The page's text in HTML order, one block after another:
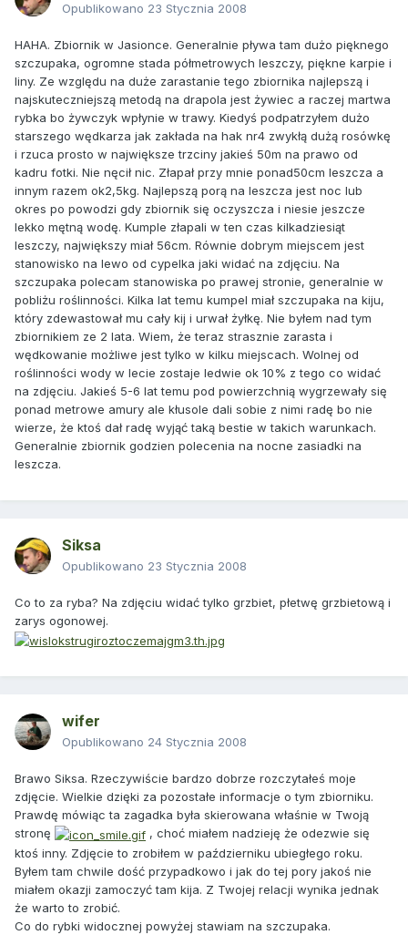
Opublikowano 23 Stycznia 2008
HAHA. Zbiornik w Jasionce. Generalnie pływa tam dużo pięknego
szczupaka, ogromne stada półmetrowych leszczy, piękne karpie i
liny. Ze względu na duże zarastanie tego zbiornika najlepszą i
najskuteczniejszą metodą na drapola jest żywiec a raczej martwa
rybka bo żywczyk wpłynie w trawy. Kiedyś podpatrzyłem dużo
starszego wędkarza jak zakłada na hak nr4 zwykłą dużą rosówkę
i rzuca prosto w największe trzciny jakieś 50m na prawo od
kadru fotki. Nie nęcił nic. Złapał przy mnie ponad50cm leszcza a
innym razem ok2,5kg. Najlepszą porą na leszcza jest noc lub
okres po powodzi gdy zbiornik się oczyszcza i niesie jeszcze
lekko mętną wodę. Kumple złapali w ten czas kilkadziesiąt
leszczy, największy miał 56cm. Równie dobrym miejscem jest
stanowisko na lewo od cypelka jaki widać na zdjęciu. Na
szczupaka polecam stanowiska po prawej stronie, generalnie w
pobliżu roślinności. Kilka lat temu kumpel miał szczupaka na kiju,
który zdewastował mu cały kij i urwał żyłkę. Nie byłem nad tym
zbiornikiem ze 2 lata. Wiem, że teraz strasznie zarasta i
wędkowanie możliwe jest tylko w kilku miejscach. Wolnej od
roślinności wody w lecie zostaje ledwie ok 10% z tego co widać
na zdjęciu. Jakieś 5-6 lat temu pod powierzchnią wygrzewały się
ponad metrowe amury ale kłusole dali sobie z nimi radę bo nie
wierze, że ktoś dał radę wyjąć taką bestie w takich warunkach.
Generalnie zbiornik godzien polecenia na nocne zasiadki na
leszcza.
Siksa
Opublikowano 23 Stycznia 2008
Co to za ryba? Na zdjęciu widać tylko grzbiet, płetwę grzbietową i
zarys ogonowej.
wifer
Opublikowano 24 Stycznia 2008
Brawo Siksa. Rzeczywiście bardzo dobrze rozczytałeś moje
zdjęcie. Wielkie dzięki za pozostałe informacje o tym zbiorniku.
Prawdę mówiąc ta zagadka była skierowana właśnie w Twoją
stronę
, choć miałem nadzieję że odezwie się
ktoś inny. Zdjęcie to zrobiłem w październiku ubiegłego roku.
Byłem tam chwile dość przypadkowo i jak do tej pory jakoś nie
miałem okazji zamoczyć tam kija. Z Twojej relacji wynika jednak
że warto to zrobić.
Co do rybki widocznej powyżej stawiam na szczupaka.